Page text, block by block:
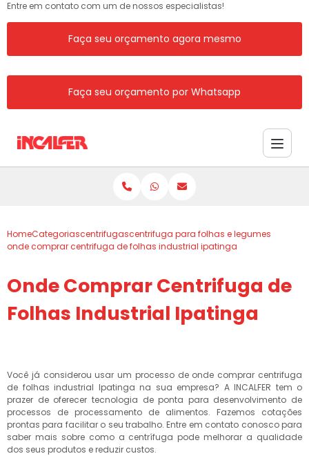
Entre em contato com um de nossos especialistas!
Faça seu orçamento agora mesmo
Faça seu orçamento por Whatsapp
HomeCategoriascentrifugascentrifuga para folhas e legumes
onde comprar centrifuga de folhas industrial ipatinga
Onde Comprar Centrifuga de
Folhas Industrial Ipatinga
Você já considerou usar um processo de onde comprar centrifuga
de folhas industrial Ipatinga na sua empresa? A INCALFER tem o
prazer de oferecer tecnologia de ponta para desenvolvimento de
processos de processamento de alimentos. Fazemos cotações
prontas para facilitar o seu trabalho. Entre em contato conosco para
saber mais sobre como a centrífuga pode melhorar a qualidade
dos seus produtos e reduzir custos.